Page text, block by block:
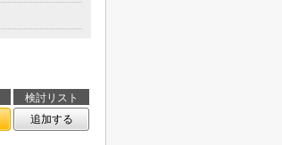
検討リスト
追加する